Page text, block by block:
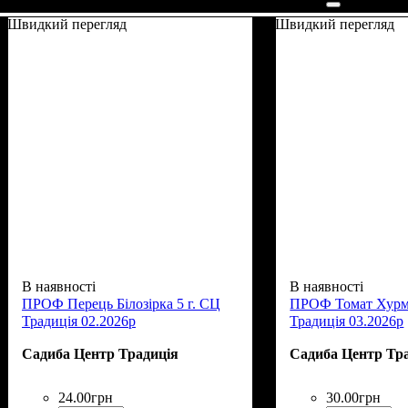
Швидкий перегляд
В наявності
ПРОФ Перець Білозірка 5 г. СЦ
Традиція 02.2026р
Садиба Центр Традиція
24.00грн
Швидкий перегляд
В наявності
ПРОФ Томат
Традиція 03.2026р
Садиба Центр
30.00грн